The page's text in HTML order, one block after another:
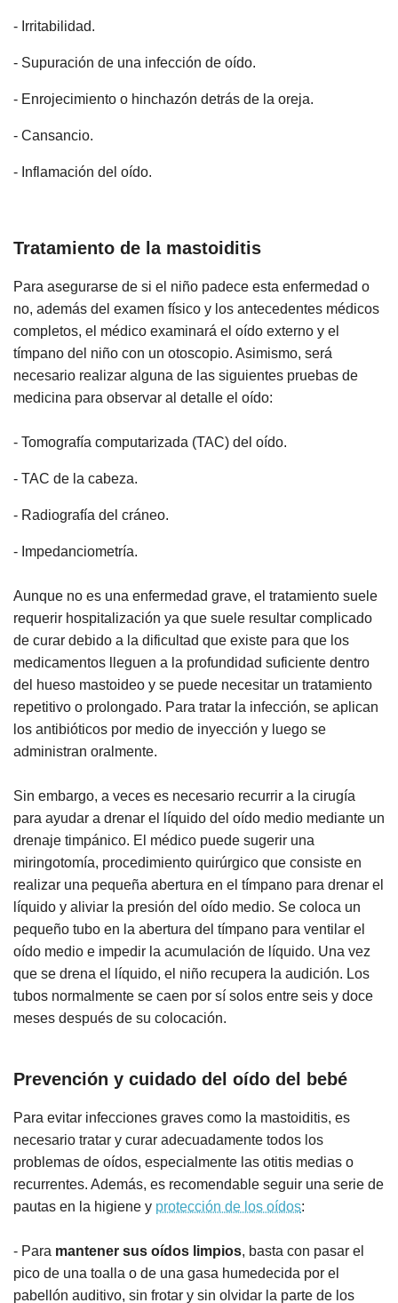
- Irritabilidad.
- Supuración de una infección de oído.
- Enrojecimiento o hinchazón detrás de la oreja.
- Cansancio.
- Inflamación del oído.
Tratamiento de la mastoiditis
Para asegurarse de si el niño padece esta enfermedad o
no, además del examen físico y los antecedentes médicos
completos, el médico examinará el oído externo y el
tímpano del niño con un otoscopio. Asimismo, será
necesario realizar alguna de las siguientes pruebas de
medicina para observar al detalle el oído:
- Tomografía computarizada (TAC) del oído.
- TAC de la cabeza.
- Radiografía del cráneo.
- Impedanciometría.
Aunque no es una enfermedad grave, el tratamiento suele
requerir hospitalización ya que suele resultar complicado
de curar debido a la dificultad que existe para que los
medicamentos lleguen a la profundidad suficiente dentro
del hueso mastoideo y se puede necesitar un tratamiento
repetitivo o prolongado. Para tratar la infección, se aplican
los antibióticos por medio de inyección y luego se
administran oralmente.
Sin embargo, a veces es necesario recurrir a la cirugía
para ayudar a drenar el líquido del oído medio mediante un
drenaje timpánico. El médico puede sugerir una
miringotomía, procedimiento quirúrgico que consiste en
realizar una pequeña abertura en el tímpano para drenar el
líquido y aliviar la presión del oído medio. Se coloca un
pequeño tubo en la abertura del tímpano para ventilar el
oído medio e impedir la acumulación de líquido. Una vez
que se drena el líquido, el niño recupera la audición. Los
tubos normalmente se caen por sí solos entre seis y doce
meses después de su colocación.
Prevención y cuidado del oído del bebé
Para evitar infecciones graves como la mastoiditis, es
necesario tratar y curar adecuadamente todos los
problemas de oídos, especialmente las otitis medias o
recurrentes. Además, es recomendable seguir una serie de
pautas en la higiene y protección de los oídos:
- Para mantener sus oídos limpios, basta con pasar el
pico de una toalla o de una gasa humedecida por el
pabellón auditivo, sin frotar y sin olvidar la parte de los